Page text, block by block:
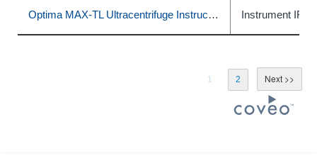
Optima MAX-TL Ultracentrifuge Instructions for Use Instrument IFU
1 2